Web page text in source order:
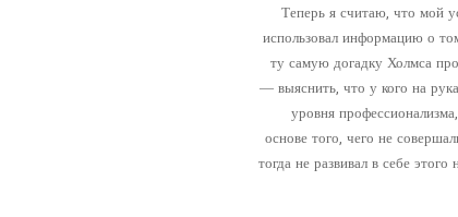
Теперь я считаю, что мой
использовал информацию о
ту самую догадку Холмса
— выяснить, что у кого на
уровня
основе того, чего не
тогда не развивал в себе